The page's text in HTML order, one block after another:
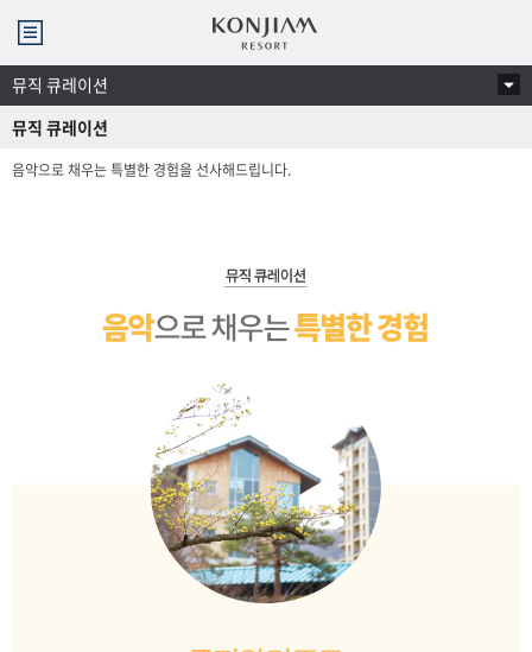
곤지암리조트
메뉴
열기
본문 텍스트 시작
뮤직 큐레이션 컨텐
츠
메뉴
뮤직 큐레이션
음악으로 채우는 특별한 경험을 선사해드립니다.